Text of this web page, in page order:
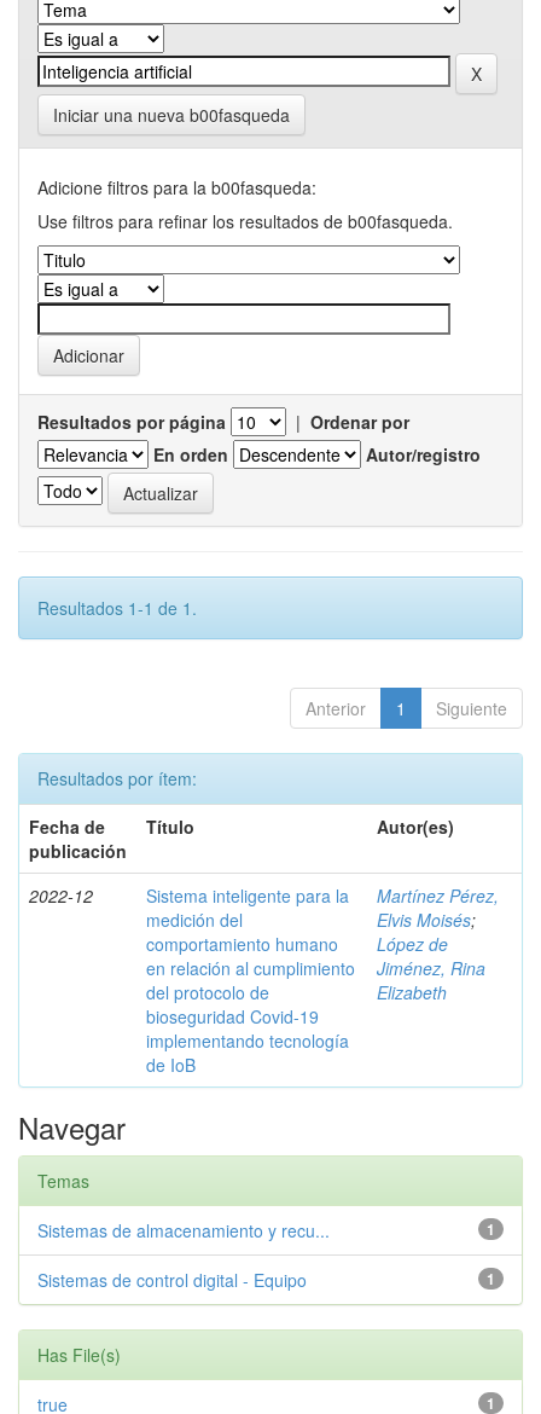
Iniciar una nueva b00fasqueda
Adicione filtros para la b00fasqueda:
Use filtros para refinar los resultados de b00fasqueda.
Resultados por página | Ordenar por
En orden
Autor/registro
Resultados 1-1 de 1.
Anterior 1 Siguiente
Resultados por ítem:
Fecha de
publicación
Título Autor(es)
2022-12
Sistema inteligente para la
medición del
comportamiento humano
en relación al cumplimiento
del protocolo de
bioseguridad Covid-19
implementando tecnología
de IoB
Martínez Pérez,
Elvis Moisés;
López de
Jiménez, Rina
Elizabeth
Navegar
Temas
1
Sistemas de almacenamiento y recu...
1
Sistemas de control digital - Equipo
Has File(s)
1
true